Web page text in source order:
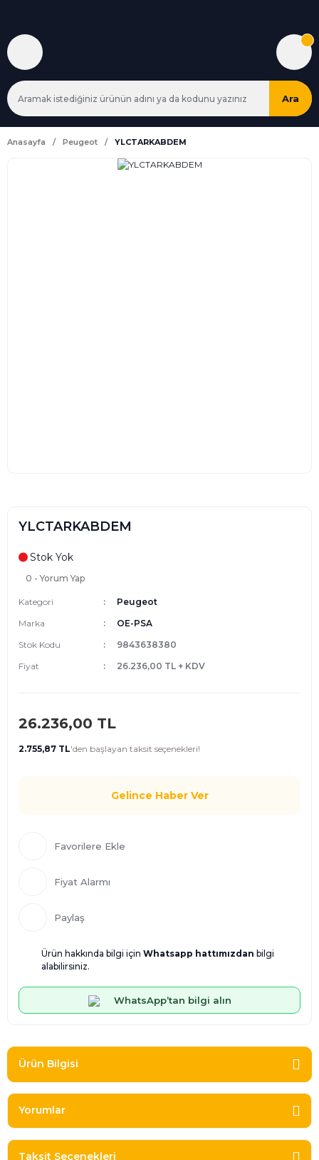
Ara
Anasayfa Peugeot YLCTARKABDEM
YLCTARKABDEM
Stok Yok
0 - Yorum Yap
Kategori
Peugeot
Marka
OE-PSA
Stok Kodu
9843638380
Fiyat
26.236,00 TL + KDV
26.236,00 TL
2.755,87 TL'den başlayan taksit seçenekleri!
Gelince Haber Ver
Fiyat Alarmı
Paylaş
Ürün hakkında bilgi için Whatsapp hattımızdan bilgi
alabilirsiniz.
WhatsApp’tan bilgi alın
Ürün Bilgisi
Yorumlar
Taksit Seçenekleri